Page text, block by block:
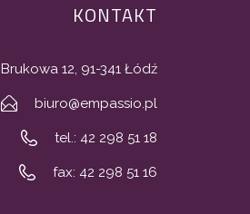
KONTAKT
Brukowa 12, 91-341 Łódź
biuro@empassio.pl
tel.: 42 298 51 18
fax: 42 298 51 16